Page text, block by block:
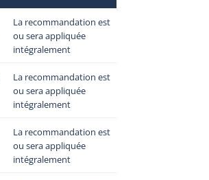
La recommandation est
ou sera appliquée
intégralement
La recommandation est
ou sera appliquée
intégralement
La recommandation est
ou sera appliquée
intégralement